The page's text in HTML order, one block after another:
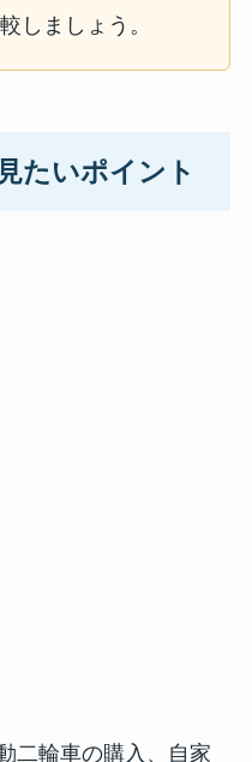
しましょう。
たいポイント
二輪車の購入、自家